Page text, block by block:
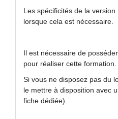
Les spécificités de la
lorsque cela est nécessaire.
Il est nécessaire de
pour réaliser cette formation.
Si vous ne disposez pas du
le mettre à disposition avec
fiche dédiée).